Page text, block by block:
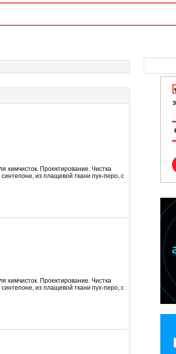
химчисток. Проектирование. Чистка
из плащевой ткани пух-перо, с
химчисток. Проектирование. Чистка
из плащевой ткани пух-перо, с